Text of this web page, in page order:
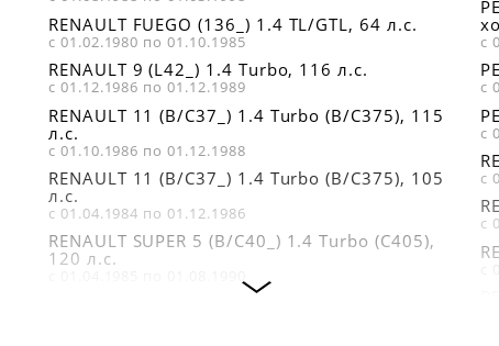
RENAULT FUEGO (136_) 1.4 TL/GTL, 64 л.с.
с 01.02.1980 по 01.10.1985
RENAULT 9 (L42_) 1.4 Turbo, 116 л.с.
с 01.12.1986 по 01.12.1989
RENAULT 11 (B/C37_) 1.4 Turbo (B/C375), 115
л.с.
с 01.10.1986 по 01.12.1988
RENAULT 11 (B/C37_) 1.4 Turbo (B/C375), 105
л.с.
с 01.04.1984 по 01.12.1986
RENAULT SUPER 5 (B/C40_) 1.4 Turbo (C405),
120 л.с.
с
с
с
с
с